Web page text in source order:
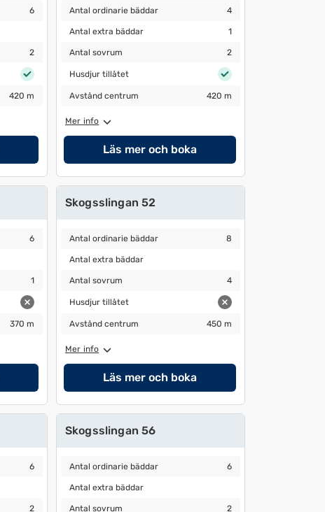
6
2
420 m
Antal ordinarie bäddar
Antal ordinarie bäddar 4
Antal extra bäddar
Antal extra bäddar 1
Antal sovrum
Antal sovrum 2
Husdjur tillåtet
Husdjur tillåtet
Avstånd centrum
Avstånd centrum 420 m
Mer info
Läs mer och boka
6
1
370 m
Skogsslingan 52
Antal ordinarie bäddar
Antal ordinarie bäddar 8
Antal extra bäddar
Antal extra bäddar
Antal sovrum
Antal sovrum 4
Husdjur tillåtet
Husdjur tillåtet
Avstånd centrum
Avstånd centrum 450 m
Mer info
Läs mer och boka
6
2
Skogsslingan 56
Antal ordinarie bäddar
Antal ordinarie bäddar 6
Antal extra bäddar
Antal extra bäddar
Antal sovrum
Antal sovrum 2